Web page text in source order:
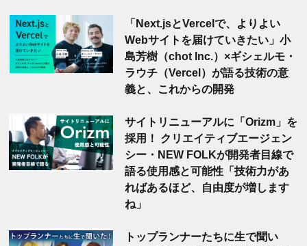
「Next.jsとVercelで、よりよい
Webサイトを届けていきたい」小
島芳樹（chot Inc.）×ギシェルモ・
ラウチ（Vercel）が語る技術の意
義と、これからの開発
サイトリニューアルに「Orizm」を
採用！ クリエイティブエージェン
シー・NEW FOLKが開発者目線で
語る使用感と可能性「技術力があ
ればあるほど、自由度が増します
ね」
トップランナーたちに生で聞い